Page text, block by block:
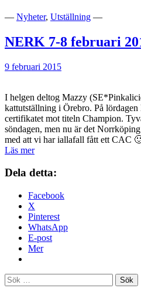
— Nyheter, Utställning —
NERK 7-8 februari
9 februari 2015
I helgen deltog Mazzy
kattutställning i Örebro. På
certifikatet mot titeln Champion.
söndagen, men nu är det
med att vi har iallafall fått ett CAC
Läs merNERK
8
2015
Dela detta:
Facebook
X
Pinterest
WhatsApp
E-post
Mer
Sök
efter: